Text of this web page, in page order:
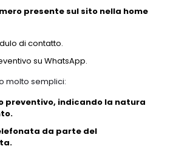
presente sul sito nella home
di contatto.
su WhatsApp.
molto semplici:
preventivo, indicando la natura
da parte del